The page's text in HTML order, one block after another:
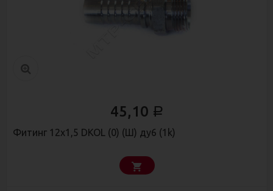
45,10 Р
Фитинг 12х1,5 DKOL (0) (Ш) ду6 (1k)